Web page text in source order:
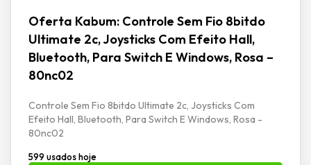
Oferta Kabum: Controle Sem Fio 8bitdo
Ultimate 2c, Joysticks Com Efeito Hall,
Bluetooth, Para Switch E Windows, Rosa –
80nc02
Controle Sem Fio 8bitdo Ultimate 2c, Joysticks Com
Efeito Hall, Bluetooth, Para Switch E Windows, Rosa -
80nc02
599 usados hoje